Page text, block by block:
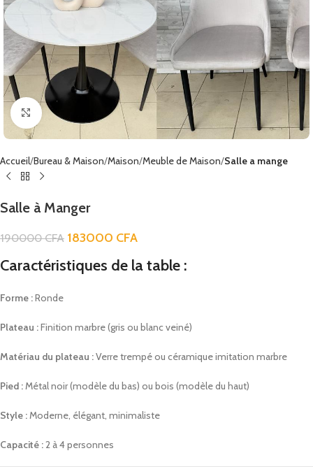
Click to enlarge
Accueil Bureau & Maison Maison Meuble de Maison Salle a mange
Salle à Manger
190000CFA 183000 CFA
Caractéristiques de la table :
Forme :Ronde
Plateau :Finition marbre (gris ou blanc veiné)
Matériau du plateau :Verre trempé ou céramique imitation marbre
Pied :Métal noir (modèle du bas) ou bois (modèle du haut)
Style :Moderne, élégant, minimaliste
Capacité :2 à 4 personnes